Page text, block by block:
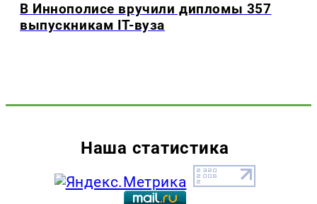
В Иннополисе вручили дипломы 357
выпускникам IT-вуза
Наша статистика